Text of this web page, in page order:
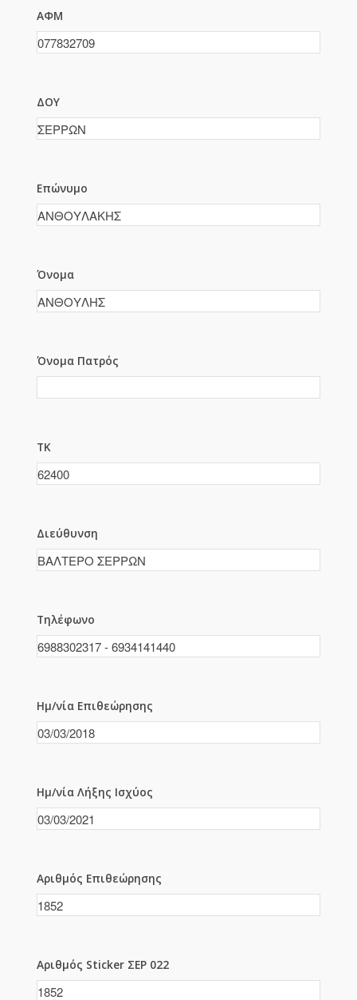
ΑΦΜ
ΔΟΥ
Επώνυμο
Όνομα
Όνομα Πατρός
ΤΚ
Διεύθυνση
Τηλέφωνο
Ημ/νία Επιθεώρησης
Ημ/νία Λήξης Ισχύος
Αριθμός Επιθεώρησης
Αριθμός Sticker ΣΕΡ 022